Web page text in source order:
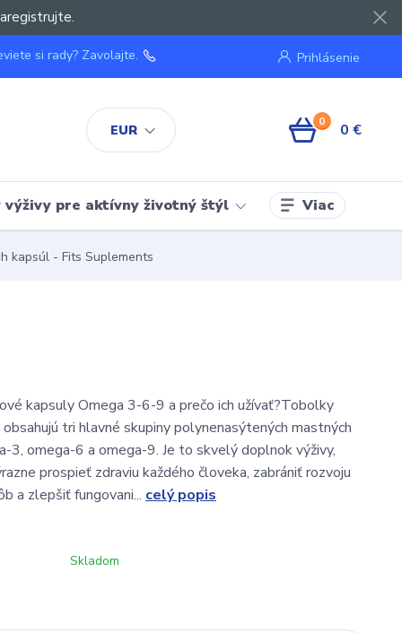
EUR
Prihlásenie
si rady? Zavolajte.
0 0 €
výživy pre aktívny životný štýl Viac
kapsúl - Fits Suplements
kapsuly Omega 3-6-9 a prečo ich užívať?Tobolky
tri hlavné skupiny polynenasýtených mastných
3, omega-6 a omega-9. Je to skvelý doplnok výživy,
prospieť zdraviu každého človeka, zabrániť rozvoju
a zlepšiť fungovani... celý popis
Skladom